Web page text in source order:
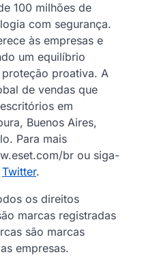
100 milhões de
com segurança.
às empresas e
um equilíbrio
proativa. A
de vendas que
em
Buenos Aires,
Para mais
br ou siga-
Twitter.
os direitos
marcas registradas
são marcas
empresas.